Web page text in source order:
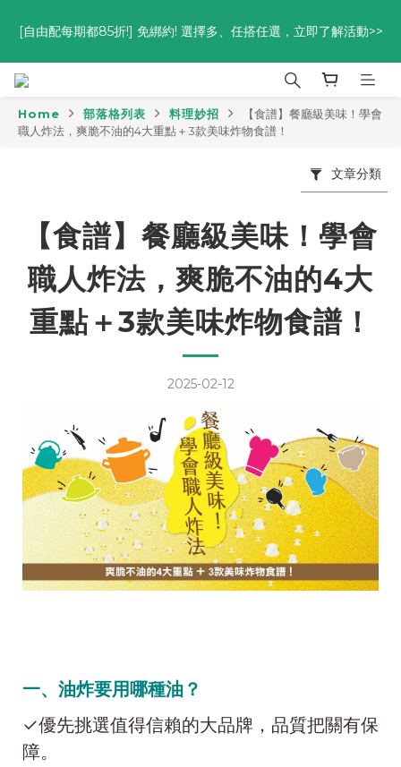
折
Home 部落格列表 料理妙招
【食譜】餐廳級美味！學會
職人炸法，爽脆不油的4大重點＋3款美味炸物食譜！
文章分類
【食譜】餐廳級美味！學會
職人炸法，爽脆不油的4大
重點＋3款美味炸物食譜！
2025-02-12
一、油炸要用哪種油？
✓優先挑選值得信賴的大品牌，品質把關有保
障。